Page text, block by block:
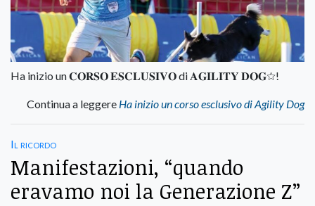
Ha inizio un 𝐂𝐎𝐑𝐒𝐎 𝐄𝐒𝐂𝐋𝐔𝐒𝐈𝐕𝐎 di 𝐀𝐆𝐈𝐋𝐈𝐓𝐘 𝐃𝐎𝐆☆!
Continua a leggere Ha inizio un corso esclusivo di Agility Dog
Il ricordo
Manifestazioni, “quando
eravamo noi la Generazione Z”